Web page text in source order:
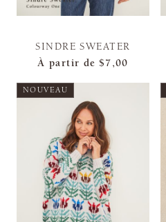
SINDRE SWEATER
À partir de $7,00
NOUVEAU